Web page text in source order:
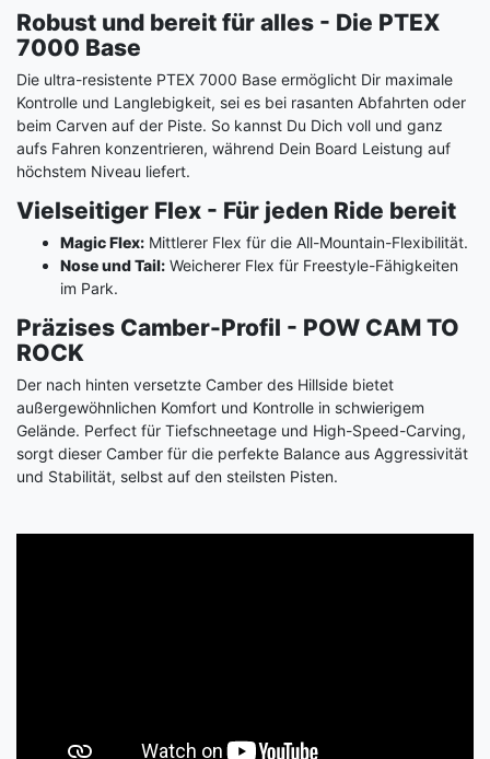
Robust und bereit für alles - Die PTEX
7000 Base
Die ultra-resistente PTEX 7000 Base ermöglicht Dir maximale
Kontrolle und Langlebigkeit, sei es bei rasanten Abfahrten oder
beim Carven auf der Piste. So kannst Du Dich voll und ganz
aufs Fahren konzentrieren, während Dein Board Leistung auf
höchstem Niveau liefert.
Vielseitiger Flex - Für jeden Ride bereit
Magic Flex: Mittlerer Flex für die All-Mountain-Flexibilität.
Nose und Tail: Weicherer Flex für Freestyle-Fähigkeiten
im Park.
Präzises Camber-Profil - POW CAM TO
ROCK
Der nach hinten versetzte Camber des Hillside bietet
außergewöhnlichen Komfort und Kontrolle in schwierigem
Gelände. Perfect für Tiefschneetage und High-Speed-Carving,
sorgt dieser Camber für die perfekte Balance aus Aggressivität
und Stabilität, selbst auf den steilsten Pisten.